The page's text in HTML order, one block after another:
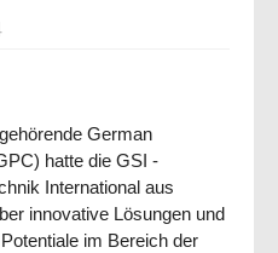
German
hatte die GSI -
International aus
innovative Lösungen und
im Bereich der